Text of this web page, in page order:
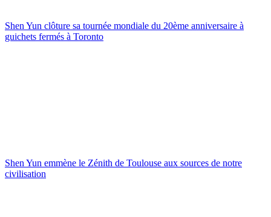
Shen Yun clôture sa tournée mondiale du 20ème anniversaire à
guichets fermés à Toronto
Shen Yun emmène le Zénith de Toulouse aux sources de notre
civilisation